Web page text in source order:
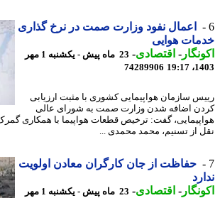
اعمال نفود وزارت صمت در نرخ گذاری
هوایی
-اقتصادی-
23 ماه پیش - یکشنبه 1 مهر
74289906
سازمان هواپیمایی کشوری با مثبت ارزیابی
اضافه شدن وزارت صمت به شورای عالی
گفت: ترخیص قطعات هواپیما با همکاری گمرک
از تسنیم، محمد محمدی ...
حفاظت از جان کارگران معادن اولویت
-اقتصادی-
23 ماه پیش - یکشنبه 1 مهر